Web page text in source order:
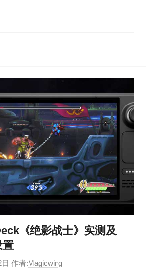
《绝影战士》实测及
置
日 作者:Magicwing